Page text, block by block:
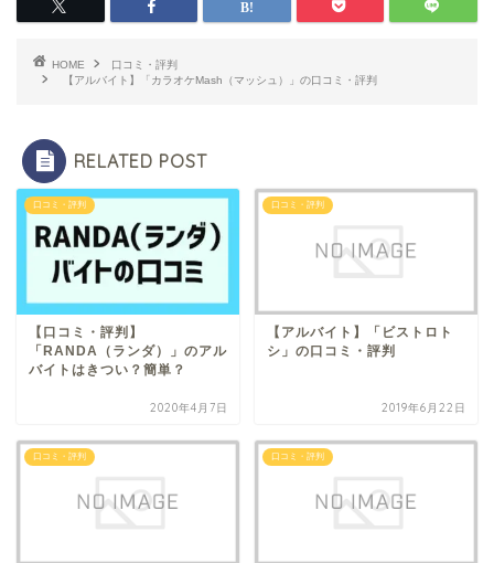
HOME
口コミ・評判
【アルバイト】「カラオケMash（マッシュ）」の口コミ・評判
RELATED POST
口コミ・評判
【口コミ・評判】
「RANDA（ランダ）」のアル
バイトはきつい？簡単？
2020年4月7日
口コミ・評判
【アルバイト】「ビストロト
シ」の口コミ・評判
2019年6月22日
口コミ・評判 口コミ・評判